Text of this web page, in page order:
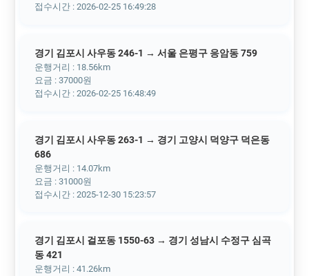
접수시간 : 2026-02-25 16:49:28
경기 김포시 사우동 246-1 → 서울 은평구 응암동 759
운행거리 : 18.56km
요금 : 37000원
접수시간 : 2026-02-25 16:48:49
경기 김포시 사우동 263-1 → 경기 고양시 덕양구 덕은동
686
운행거리 : 14.07km
요금 : 31000원
접수시간 : 2025-12-30 15:23:57
경기 김포시 걸포동 1550-63 → 경기 성남시 수정구 심곡
동 421
운행거리 : 41.26km